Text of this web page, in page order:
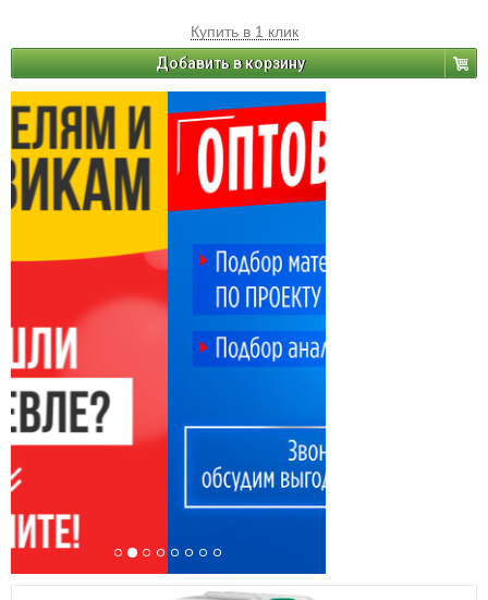
Купить в 1 клик
Добавить в корзину